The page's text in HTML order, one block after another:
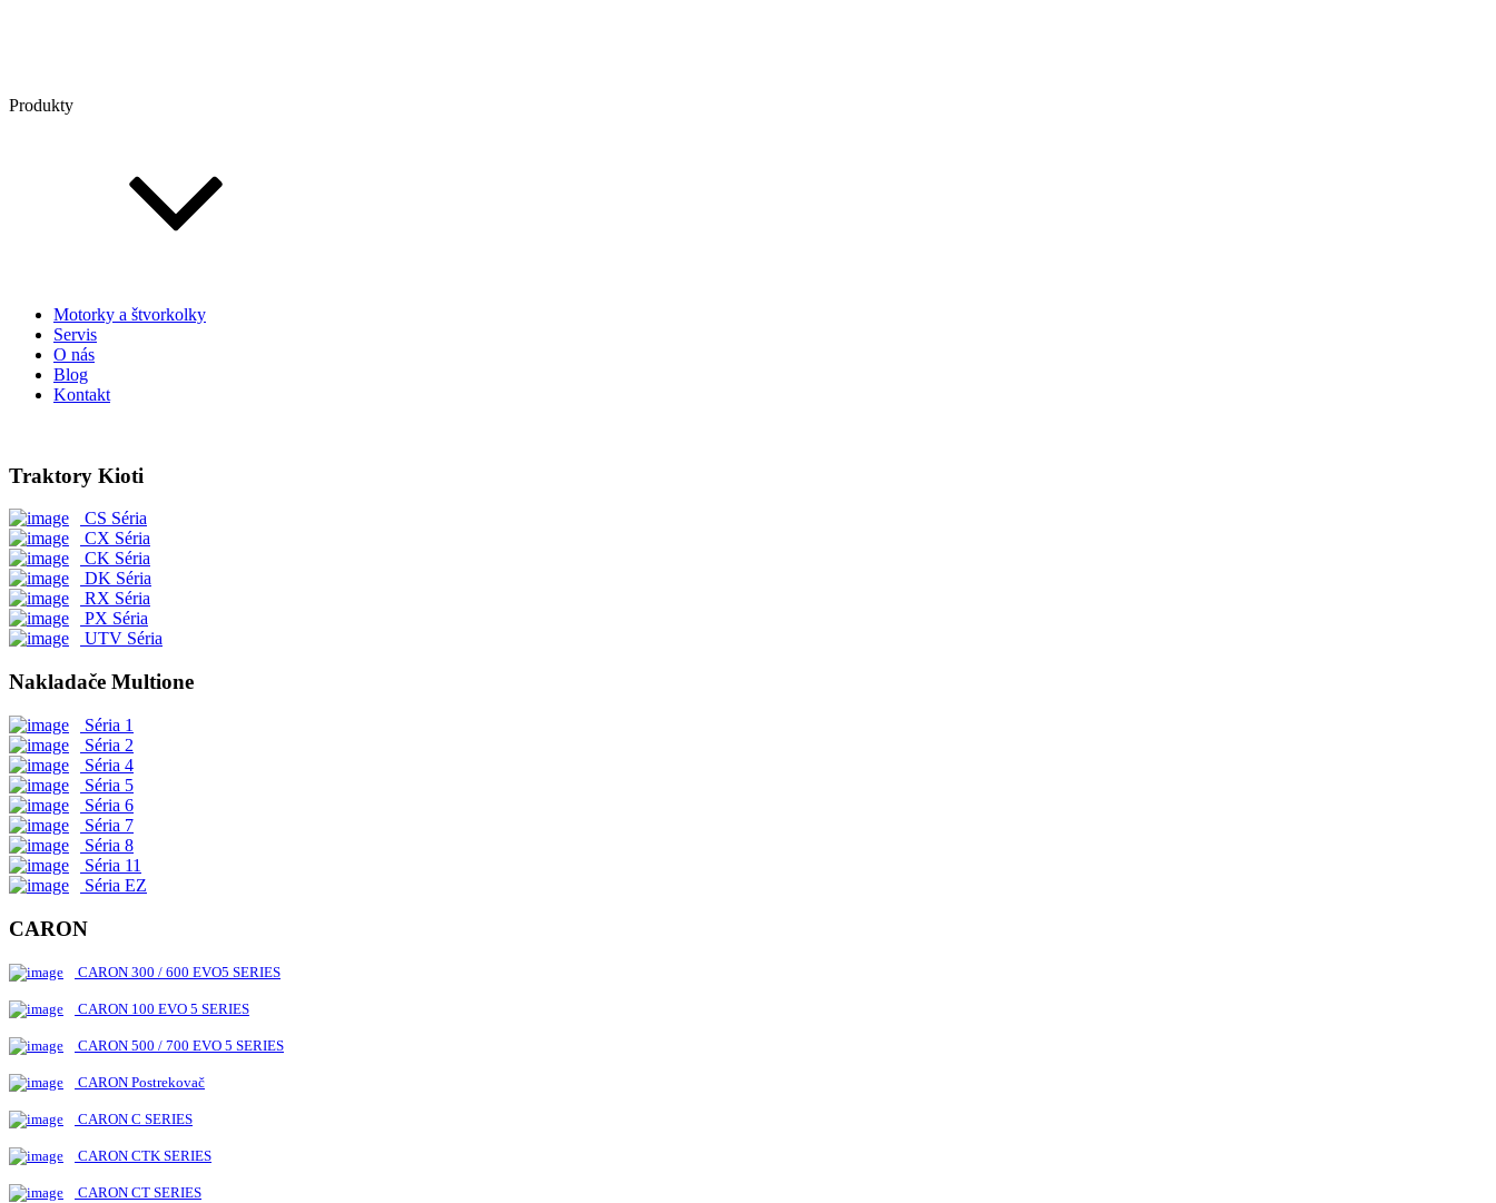
Produkty
Motorky a štvorkolky
Servis
O nás
Blog
Kontakt
Traktory Kioti
CS Séria
CX Séria
CK Séria
DK Séria
RX Séria
PX Séria
UTV Séria
Nakladače Multione
Séria 1
Séria 2
Séria 4
Séria 5
Séria 6
Séria 7
Séria 8
Séria 11
Séria EZ
CARON
CARON 300 / 600 EVO5 SERIES
CARON 100 EVO 5 SERIES
CARON 500 / 700 EVO 5 SERIES
CARON Postrekovač
CARON C SERIES
CARON CTK SERIES
CARON CT SERIES